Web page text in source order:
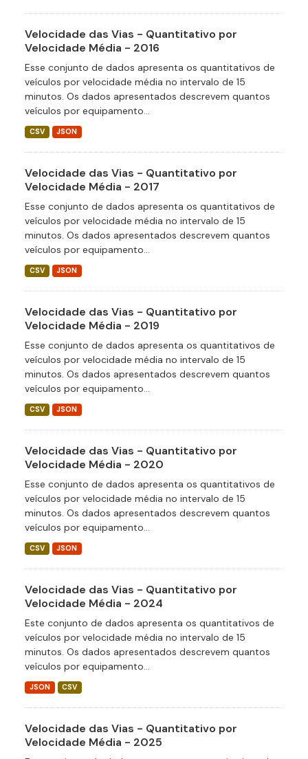
Velocidade das Vias - Quantitativo por
Velocidade Média - 2016
Esse conjunto de dados apresenta os quantitativos de
veículos por velocidade média no intervalo de 15
minutos. Os dados apresentados descrevem quantos
veículos por equipamento...
CSV JSON
Velocidade das Vias - Quantitativo por
Velocidade Média - 2017
Esse conjunto de dados apresenta os quantitativos de
veículos por velocidade média no intervalo de 15
minutos. Os dados apresentados descrevem quantos
veículos por equipamento...
CSV JSON
Velocidade das Vias - Quantitativo por
Velocidade Média - 2019
Esse conjunto de dados apresenta os quantitativos de
veículos por velocidade média no intervalo de 15
minutos. Os dados apresentados descrevem quantos
veículos por equipamento...
CSV JSON
Velocidade das Vias - Quantitativo por
Velocidade Média - 2020
Esse conjunto de dados apresenta os quantitativos de
veículos por velocidade média no intervalo de 15
minutos. Os dados apresentados descrevem quantos
veículos por equipamento...
CSV JSON
Velocidade das Vias - Quantitativo por
Velocidade Média - 2024
Este conjunto de dados apresenta os quantitativos de
veículos por velocidade média no intervalo de 15
minutos. Os dados apresentados descrevem quantos
veículos por equipamento...
JSON CSV
Velocidade das Vias - Quantitativo por
Velocidade Média - 2025